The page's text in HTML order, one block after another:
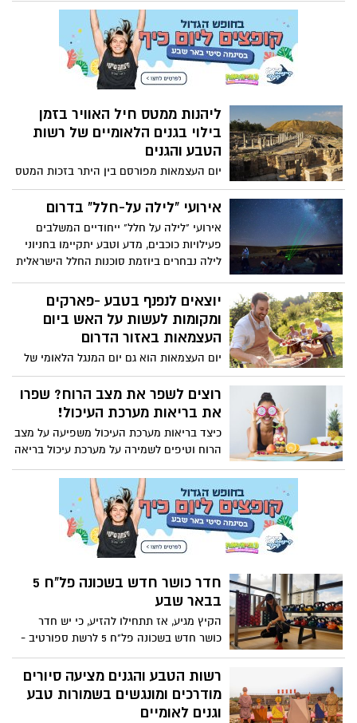
יותר. יתקיימו במוזיאונים השונים מגוון
פעילויות ייחודיות בהשראת הנושא השנתי
הנבחר. כמו כן, יתקיימו סיורים מיוחדים
והדרכות, מפגשי שיח, חשיפה לתערוכות
חדשות ולמיצגים מיוחדים, פעילויות לילדים,
סדנאות יצירה ועוד.
העצמאות!
ליהנות ממטס חיל האוויר בזמן
בילוי בגנים הלאומיים של רשות
הטבע והגנים
יום העצמאות מפורסם בין היתר בזכות המטס
המפורסם של חיל האוויר, כמה נחמד לצאת
לטיול בגנים הלאומיים ובו בזמן ליהנות
מצפייה במטס כדי ליהנות מהחוויה המלאה
של המטס, ריכזנו לכם את הגנים שהכי שווה
לבקר בהם ביום העצמאות הקרוב.
אירועי "לילה על-חלל" בדרום
אירועי "לילה על חלל" ייחודיים המשלבים
פעילויות כוכבים, מדע וטבע יתקיימו בחניוני
לילה נבחרים ביוזמת סוכנות החלל הישראלית
ורשות הטבע והגנים
יוצאים לנפנף בטבע -פארקים
ומקומות לעשות על האש ביום
העצמאות באזור הדרום
יום העצמאות הוא גם יום המנגל הלאומי של
ישראל. משעות הבוקר המוקדמות המשפחות
מתמקמות בפינות מוצלות ומקומות ייעודיים
ברחבי הפארקים בישראל ומתחילות במלאכת
עם מנגל ביום העצמאות באזור הדרום .
רוצים לשפר את מצב הרוח? שפרו
את בריאות מערכת העיכול!
כיצד בריאות מערכת העיכול משפיעה על מצב
הרוח וטיפים לשמירה על מערכת עיכול בריאה
חדר כושר חדש בשכונה פל"ח 5
בבאר שבע
הקיץ מגיע, אז תתחילו להזיע, כי יש חדר
כושר חדש בשכונה פל"ח 5 לרשת ספורטיב -
רשת מועדוני כושר ציבורית ייחודית בהנהלת
כיוונים- החברה לתרבות הפנאי, ב"ש.
רשות הטבע והגנים מציעה סיורים
מודרכים ומונגשים בשמורות טבע
וגנים לאומיים